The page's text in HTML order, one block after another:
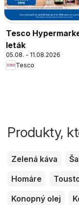
Tesco
leták
05.08. - 11.08.2026
Tesco
Produkty,
Zelená káva
Homáre
Konopný olej